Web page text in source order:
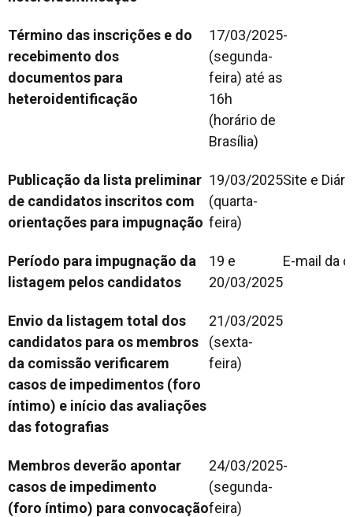
Término das inscrições e do
recebimento dos
documentos para
heteroidentificação
17/03/2025
(segunda-
feira) até as
16h
(horário de
Brasília)
-
Publicação da lista preliminar
de candidatos inscritos com
orientações para impugnação
19/03/2025
(quarta-
feira)
Site e
Período para impugnação da
listagem pelos candidatos
19 e
20/03/2025
E-mail da
Envio da listagem total dos
candidatos para os membros
da comissão verificarem
casos de impedimentos (foro
íntimo) e início das avaliações
das fotografias
21/03/2025
(sexta-
feira)
Membros deverão apontar
casos de impedimento
(foro íntimo) para convocação
24/03/2025
(segunda-
feira)
-